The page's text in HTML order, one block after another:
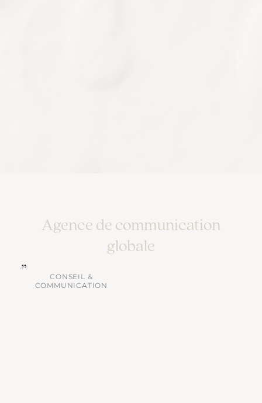
Agence de communication
globale
CONSEIL &
COMMUNICATION